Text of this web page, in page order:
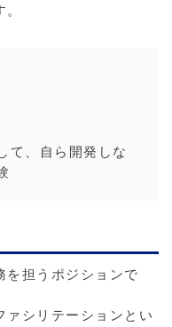
て、自ら開発しな
を担うポジションで
ァシリテーションとい